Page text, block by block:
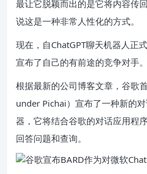
最让它脱颖而出的是它将内容传
说这是一种非常人性化的方式。
现在，自ChatGPT聊天机器人正
宣布了自己的有前途的竞争对手。
根据最新的公司博客文章，谷歌
under Pichai）宣布了一种新的
器，它将结合谷歌的对话应用程
回答问题和查询。